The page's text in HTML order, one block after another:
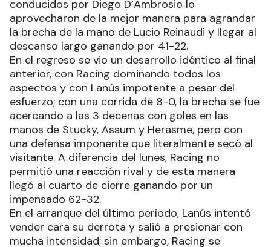
conducidos por Diego D’Ambrosio lo
aprovecharon de la mejor manera para agrandar
la brecha de la mano de Lucio Reinaudi y llegar al
descanso largo ganando por 41-22.
En el regreso se vio un desarrollo idéntico al final
anterior, con Racing dominando todos los
aspectos y con Lanús impotente a pesar del
esfuerzo; con una corrida de 8-0, la brecha se fue
acercando a las 3 decenas con goles en las
manos de Stucky, Assum y Herasme, pero con
una defensa imponente que literalmente secó al
visitante. A diferencia del lunes, Racing no
permitió una reacción rival y de esta manera
llegó al cuarto de cierre ganando por un
impensado 62-32.
En el arranque del último período, Lanús intentó
vender cara su derrota y salió a presionar con
mucha intensidad; sin embargo, Racing se